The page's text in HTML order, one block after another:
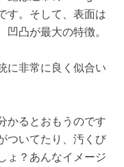
す。そして、表面は
凸が最大の特徴。
に非常に良く似合い
かるとおもうのです
ついてたり、汚くび
ょ？あんなイメージ